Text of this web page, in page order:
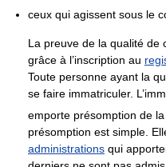
ceux qui agissent sous le
La preuve de la qualité de
grâce à l’inscription au
Toute personne ayant la
se faire immatriculer.
emporte présomption de
présomption est simple.
administrations qui